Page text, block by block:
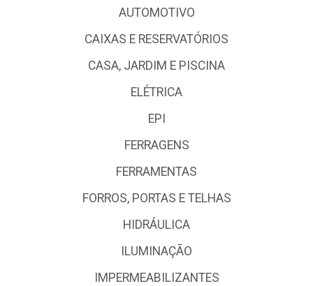
AUTOMOTIVO
CAIXAS E RESERVATÓRIOS
CASA, JARDIM E PISCINA
ELÉTRICA
EPI
FERRAGENS
FERRAMENTAS
FORROS, PORTAS E TELHAS
HIDRÁULICA
ILUMINAÇÃO
IMPERMEABILIZANTES